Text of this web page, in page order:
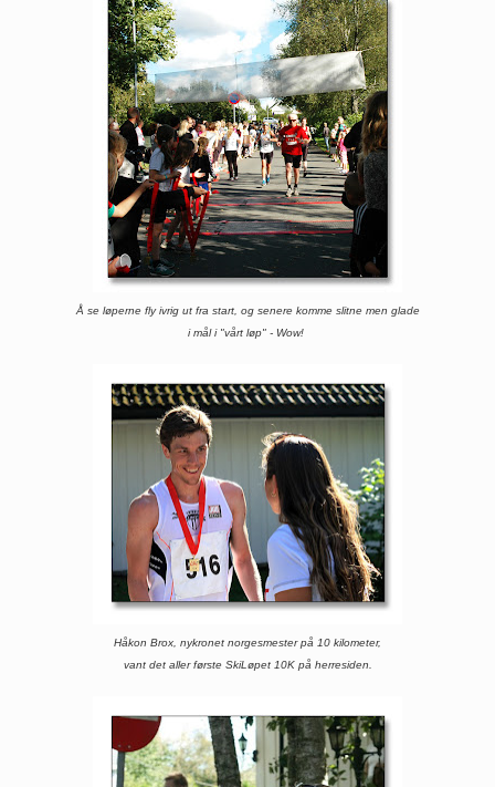
Å se løperne fly ivrig ut fra start, og senere komme slitne men glade
i mål i "vårt løp" - Wow!
Håkon Brox, nykronet norgesmester på 10 kilometer,
vant det aller første SkiLøpet 10K på herresiden.